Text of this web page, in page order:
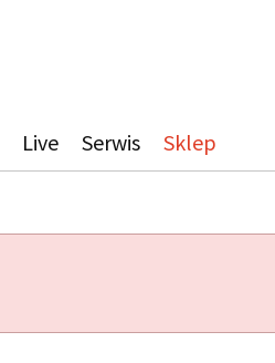
Live Serwis Sklep